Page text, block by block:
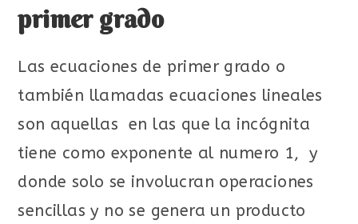
primer grado
Las ecuaciones de primer grado o
también llamadas ecuaciones lineales
son aquellas en las que la incógnita
tiene como exponente al numero 1, y
donde solo se involucran operaciones
sencillas y no se genera un producto